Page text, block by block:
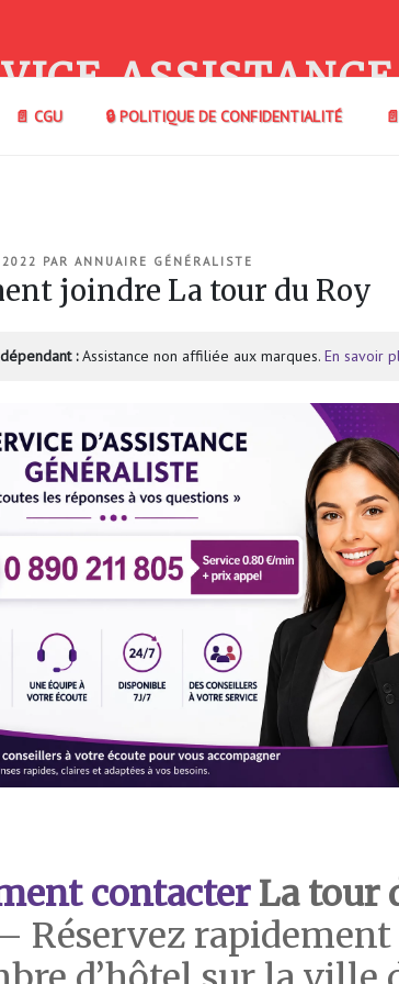
📄 CGU 🔒 POLITIQUE DE CONFIDENTIALITÉ
PAR ANNUAIRE GÉNÉRALISTE
joindre La tour du Roy
:Assistance non affiliée aux marques. En savoir
contacterLa tour
Réservez rapidement